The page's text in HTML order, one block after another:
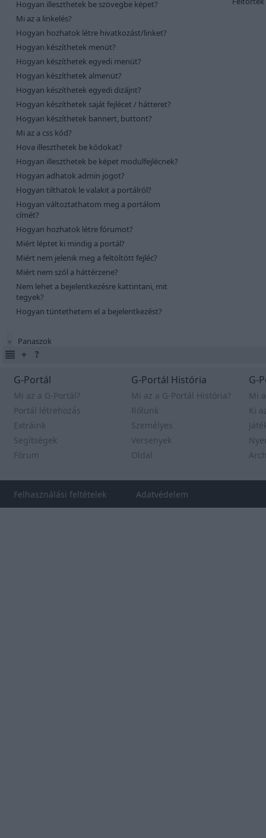
Hogyan illeszthetek be szövegbe képet?
Mi az a linkelés?
Hogyan hozhatok létre hivatkozást/linket?
Hogyan készíthetek menüt?
Hogyan készíthetek egyedi menüt?
Hogyan készíthetek almenüt?
Hogyan készíthetek egyedi dizájnt?
Hogyan készíthetek saját fejlécet / hátteret?
Hogyan készíthetek bannert, buttont?
Mi az a css kód?
Hova illeszthetek be kódokat?
Hogyan illeszthetek be képet modulfejlécnek?
Hogyan adhatok admin jogot?
Hogyan tilthatok le valakit a portálról?
Hogyan változtathatom meg a portálom
címét?
Hogyan hozhatok létre fórumot?
Miért léptet ki mindig a portál?
Miért nem jelenik meg a feltöltött fejléc?
Miért nem szól a háttérzene?
Nem lehet a bejelentkezésre kattintani, mit
tegyek?
Hogyan tüntethetem el a bejelentkezést?
Panaszok
G-Portál
Mi az a G-Portál?
Portál létrehozás
Extráink
Segítségek
Fórum
G-Portál História
Mi az a G-Portál História?
Rólunk
Személyes
Versenyek
Oldal
G-
Mi
Ki
Felhasználási feltételek Adatvédelem